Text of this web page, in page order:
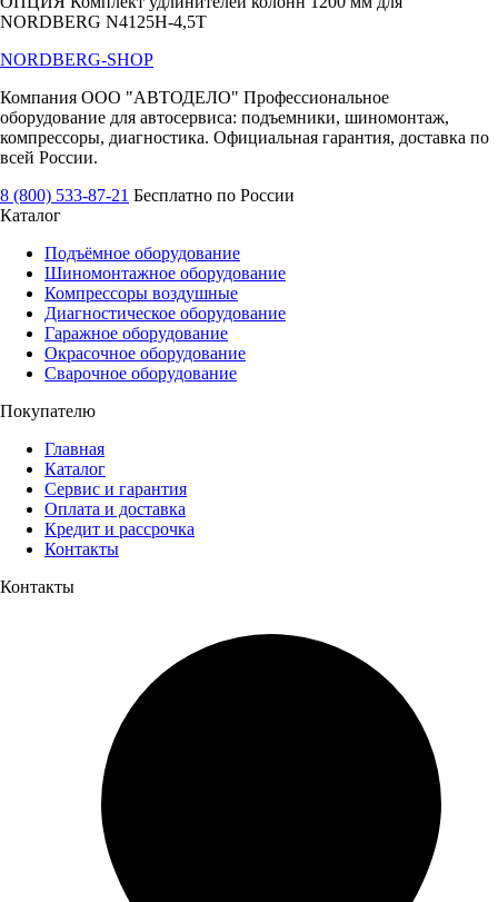
NORDBERG N4125H-4,5T
NORDBERG-SHOP
Компания ООО "АВТОДЕЛО" Профессиональное
оборудование для автосервиса: подъемники, шиномонтаж,
компрессоры, диагностика. Официальная гарантия, доставка по
всей России.
8 (800) 533-87-21 Бесплатно по России
Каталог
Подъёмное оборудование
Шиномонтажное оборудование
Компрессоры воздушные
Диагностическое оборудование
Гаражное оборудование
Окрасочное оборудование
Сварочное оборудование
Покупателю
Главная
Каталог
Сервис и гарантия
Оплата и доставка
Кредит и рассрочка
Контакты
Контакты